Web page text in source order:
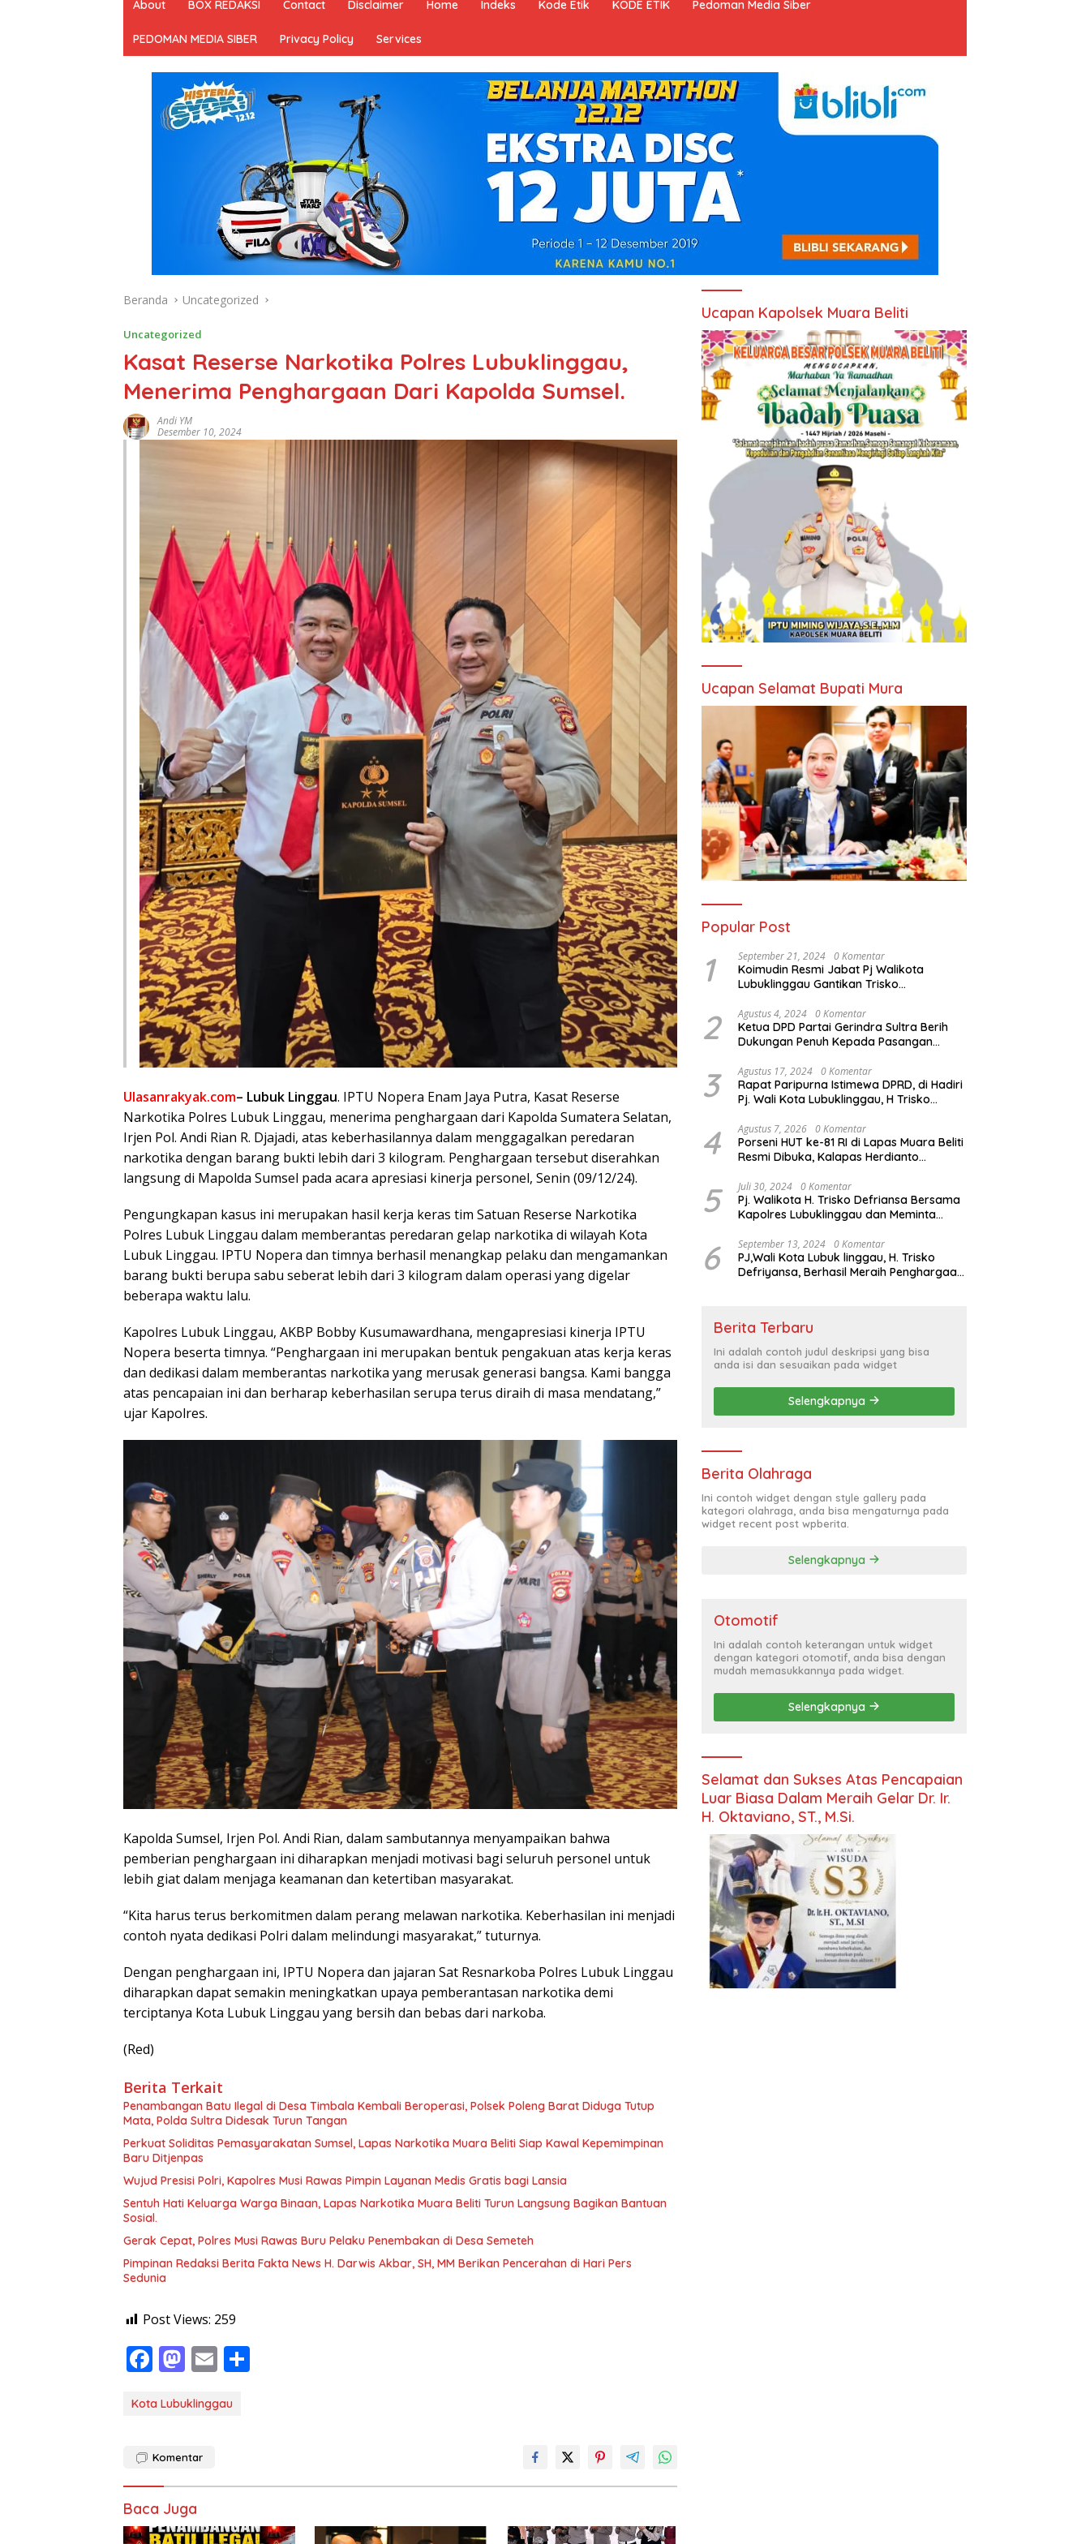
About BOX REDAKSI Contact Disclaimer Home Indeks Kode Etik KODE ETIK Pedoman Media Siber
PEDOMAN MEDIA SIBER Privacy Policy Services
Beranda Uncategorized
Uncategorized
Kasat Reserse Narkotika Polres Lubuklinggau,
Menerima Penghargaan Dari Kapolda Sumsel.
Andi YM
Desember 10, 2024
Ulasanrakyak.com– Lubuk Linggau. IPTU Nopera Enam Jaya Putra, Kasat Reserse
Narkotika Polres Lubuk Linggau, menerima penghargaan dari Kapolda Sumatera Selatan,
Irjen Pol. Andi Rian R. Djajadi, atas keberhasilannya dalam menggagalkan peredaran
narkotika dengan barang bukti lebih dari 3 kilogram. Penghargaan tersebut diserahkan
langsung di Mapolda Sumsel pada acara apresiasi kinerja personel, Senin (09/12/24).
Pengungkapan kasus ini merupakan hasil kerja keras tim Satuan Reserse Narkotika
Polres Lubuk Linggau dalam memberantas peredaran gelap narkotika di wilayah Kota
Lubuk Linggau. IPTU Nopera dan timnya berhasil menangkap pelaku dan mengamankan
barang bukti berupa sabu seberat lebih dari 3 kilogram dalam operasi yang digelar
beberapa waktu lalu.
Kapolres Lubuk Linggau, AKBP Bobby Kusumawardhana, mengapresiasi kinerja IPTU
Nopera beserta timnya. “Penghargaan ini merupakan bentuk pengakuan atas kerja keras
dan dedikasi dalam memberantas narkotika yang merusak generasi bangsa. Kami bangga
atas pencapaian ini dan berharap keberhasilan serupa terus diraih di masa mendatang,”
ujar Kapolres.
Kapolda Sumsel, Irjen Pol. Andi Rian, dalam sambutannya menyampaikan bahwa
pemberian penghargaan ini diharapkan menjadi motivasi bagi seluruh personel untuk
lebih giat dalam menjaga keamanan dan ketertiban masyarakat.
“Kita harus terus berkomitmen dalam perang melawan narkotika. Keberhasilan ini menjadi
contoh nyata dedikasi Polri dalam melindungi masyarakat,” tuturnya.
Dengan penghargaan ini, IPTU Nopera dan jajaran Sat Resnarkoba Polres Lubuk Linggau
diharapkan dapat semakin meningkatkan upaya pemberantasan narkotika demi
terciptanya Kota Lubuk Linggau yang bersih dan bebas dari narkoba.
(Red)
Berita Terkait
Penambangan Batu Ilegal di Desa Timbala Kembali Beroperasi, Polsek Poleng Barat Diduga Tutup
Mata, Polda Sultra Didesak Turun Tangan
Perkuat Soliditas Pemasyarakatan Sumsel, Lapas Narkotika Muara Beliti Siap Kawal Kepemimpinan
Baru Ditjenpas
Wujud Presisi Polri, Kapolres Musi Rawas Pimpin Layanan Medis Gratis bagi Lansia
Sentuh Hati Keluarga Warga Binaan, Lapas Narkotika Muara Beliti Turun Langsung Bagikan Bantuan
Sosial.
Gerak Cepat, Polres Musi Rawas Buru Pelaku Penembakan di Desa Semeteh
Pimpinan Redaksi Berita Fakta News H. Darwis Akbar, SH, MM Berikan Pencerahan di Hari Pers
Sedunia
Post Views: 259
F
e
o
o
k
M
to
o
n
E
ai
Kota Lubuklinggau
Komentar
Baca Juga
Ucapan Kapolsek Muara Beliti
Ucapan Selamat Bupati Mura
Popular Post
1 September 21, 2024 0 Komentar
Koimudin Resmi Jabat Pj Walikota
Lubuklinggau Gantikan Trisko
2 Agustus 4, 2024 0 Komentar
Ketua DPD Partai Gerindra Sultra Berih
Dukungan Penuh Kepada Pasangan
Konawe (HADIR) di Pilkada Konawe 2024
3 Agustus 17, 2024 0 Komentar
Rapat Paripurna Istimewa DPRD, di Hadiri
Pj. Wali Kota Lubuklinggau, H Trisko
Mendengarkan Pidato Kenegaraan
Presiden RI Dalam Rangka HUT ke-79
4 Agustus 7, 2026 0 Komentar
Porseni HUT ke-81 RI di Lapas Muara Beliti
Resmi Dibuka, Kalapas Herdianto
Warga Binaan.
5 Juli 30, 2024 0 Komentar
Pj. Walikota H. Trisko Defriansa Bersama
Kapolres Lubuklinggau dan Meminta
Hajatan Politik
6 September 13, 2024 0 Komentar
PJ,Wali Kota Lubuk linggau, H. Trisko
Defriyansa, Berhasil Meraih Penghargaan
Berita Terbaru
Ini adalah contoh judul deskripsi yang bisa
anda isi dan sesuaikan pada widget
Selengkapnya
Berita Olahraga
Ini contoh widget dengan style gallery pada
kategori olahraga, anda bisa mengaturnya pada
widget recent post wpberita.
Selengkapnya
Otomotif
Ini adalah contoh keterangan untuk widget
dengan kategori otomotif, anda bisa dengan
mudah memasukkannya pada widget.
Selengkapnya
Selamat dan Sukses Atas Pencapaian
Luar Biasa Dalam Meraih Gelar Dr. Ir.
H. Oktaviano, ST., M.Si.